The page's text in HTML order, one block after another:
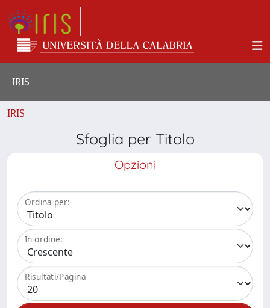
IRIS
IRIS
Sfoglia per Titolo
Opzioni
Ordina per:
In ordine:
Risultati/Pagina